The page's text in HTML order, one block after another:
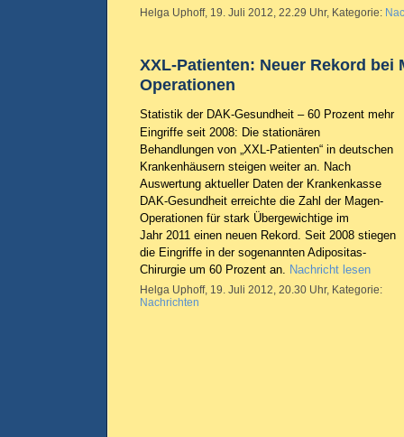
Helga Uphoff, 19. Juli 2012, 22.29 Uhr, Kategorie:
XXL-Patienten: Neuer Rekord bei
Operationen
Statistik der DAK-Gesundheit – 60 Prozent mehr
Eingriffe seit 2008: Die stationären
Behandlungen von „XXL-Patienten“ in deutschen
Krankenhäusern steigen weiter an. Nach
Auswertung aktueller Daten der Krankenkasse
DAK-Gesundheit erreichte die Zahl der Magen-
Operationen für stark Übergewichtige im
Jahr 2011 einen neuen Rekord. Seit 2008 stiegen
die Eingriffe in der sogenannten Adipositas-
Chirurgie um 60 Prozent an. Nachricht lesen
Helga Uphoff, 19. Juli 2012, 20.30 Uhr, Kategorie:
Nachrichten